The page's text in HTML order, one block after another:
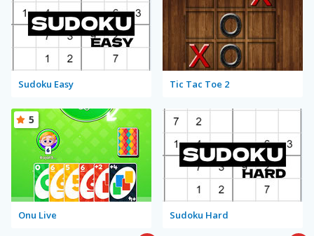
Sudoku Easy Tic Tac Toe 2
Onu Live
5
Sudoku Hard